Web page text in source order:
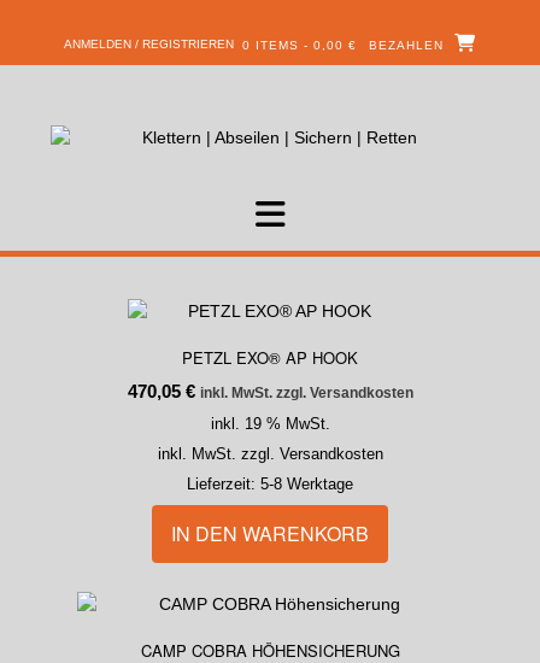
ANMELDEN / REGISTRIEREN 0 ITEMS - 0,00 € BEZAHLEN
PETZL EXO® AP HOOK
470,05 € inkl. MwSt. zzgl. Versandkosten
inkl. 19 % MwSt.
inkl. MwSt. zzgl. Versandkosten
Lieferzeit: 5-8 Werktage
IN DEN WARENKORB
CAMP COBRA HÖHENSICHERUNG